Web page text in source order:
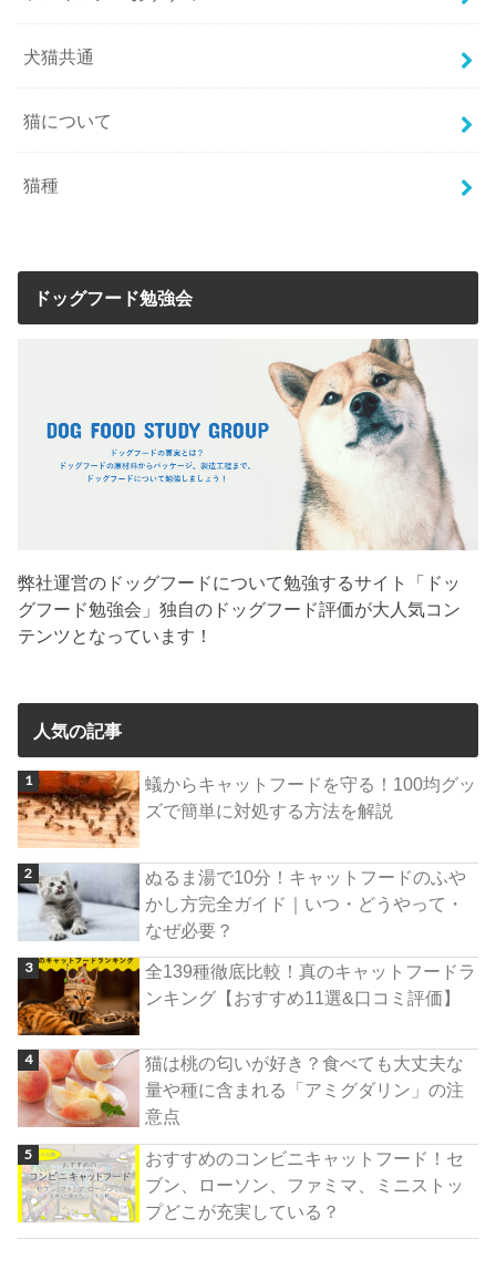
犬猫共通
猫について
猫種
ドッグフード勉強会
弊社運営のドッグフードについて勉強するサイト「ドッ
グフード勉強会」独自のドッグフード評価が大人気コン
テンツとなっています！
人気の記事
蟻からキャットフードを守る！100均グッ
ズで簡単に対処する方法を解説
ぬるま湯で10分！キャットフードのふや
かし方完全ガイド｜いつ・どうやって・
なぜ必要？
全139種徹底比較！真のキャットフードラ
ンキング【おすすめ11選&口コミ評価】
猫は桃の匂いが好き？食べても大丈夫な
量や種に含まれる「アミグダリン」の注
意点
おすすめのコンビニキャットフード！セ
ブン、ローソン、ファミマ、ミニストッ
プどこが充実している？